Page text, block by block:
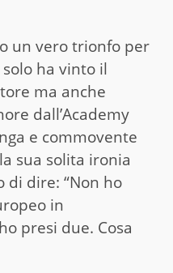
un vero trionfo per
ha vinto il
ma anche
dall’Academy
e commovente
sua solita ironia
di dire: “Non ho
in
presi due. Cosa